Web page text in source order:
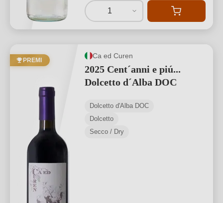
1
PREMI
Ca ed Curen
2025 Cent´anni e piú...
Dolcetto d´Alba DOC
Dolcetto d'Alba DOC
Dolcetto
Secco / Dry